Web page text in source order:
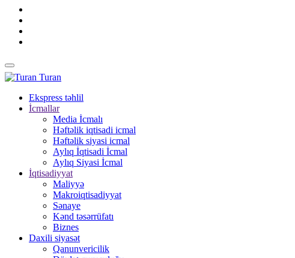
Turan
Ekspress təhlil
İcmallar
Media İcmalı
Həftəlik iqtisadi icmal
Həftəlik siyasi icmal
Aylıq İqtisadi İcmal
Aylıq Siyasi İcmal
İqtisadiyyat
Maliyyə
Makroiqtisadiyyat
Sənaye
Kənd təsərrüfatı
Biznes
Daxili siyasət
Qanunvericilik